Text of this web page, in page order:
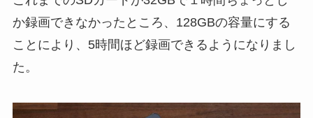
か録画できなかったところ、128GBの容量にする
ことにより、5時間ほど録画できるようになりまし
た。